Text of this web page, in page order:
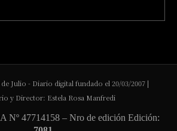
Julio - Diario digital fundado el 20/03/2007 |
y Director: Estela Rosa Manfredi
Nº 47714158 – Nro de edición Edición: